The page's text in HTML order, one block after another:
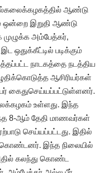
ஆண்டு
ஒன்றை இறுதி ஆண்டு
அம்பேத்கர்,
ஒதுக்கீட்டில் படிக்கும்
நாடகத்தை நடத்திய
ஆசிரியர்கள்
கைதுசெய்யப்பட்டுள்ளனர்.
உள்ளது. இந்த
8-ஆம் தேதி மாணவர்கள்
செய்யப்பட்டது. இதில்
இந்த நிலையில்
கலந்து கொண்ட